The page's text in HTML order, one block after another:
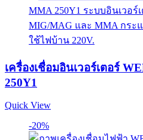
เครื่องเชื่อมอินเวอร์เตอร์
250Y1
Quick View
-20%